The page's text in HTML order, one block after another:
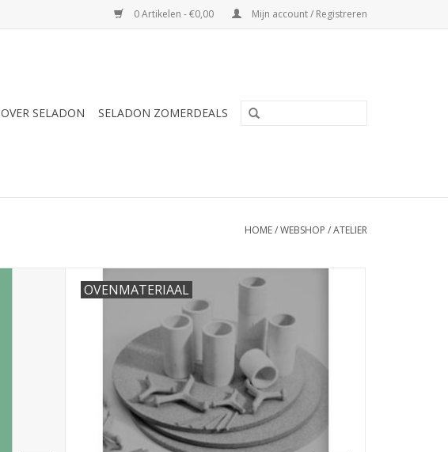
0 Artikelen - €0,00 Mijn account / Registreren
OVER SELADON SELADON ZOMERDEALS
HOME/WEBSHOP /ATELIER
OVENMATERIAAL